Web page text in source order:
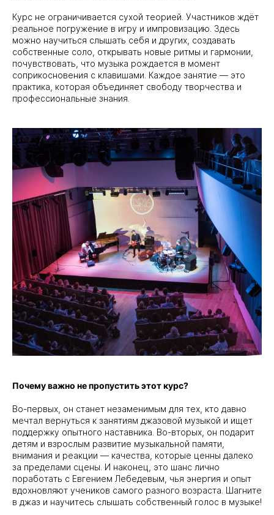
Курс не ограничивается сухой теорией. Участников ждёт
реальное погружение в игру и импровизацию. Здесь
можно научиться слышать себя и других, создавать
собственные соло, открывать новые ритмы и гармонии,
почувствовать, что музыка рождается в момент
соприкосновения с клавишами. Каждое занятие — это
практика, которая объединяет свободу творчества и
профессиональные знания.
Почему важно не пропустить этот курс?
Во-первых, он станет незаменимым для тех, кто давно
мечтал вернуться к занятиям джазовой музыкой и ищет
поддержку опытного наставника. Во-вторых, он подарит
детям и взрослым развитие музыкальной памяти,
внимания и реакции — качества, которые ценны далеко
за пределами сцены. И наконец, это шанс лично
поработать с Евгением Лебедевым, чья энергия и опыт
вдохновляют учеников самого разного возраста. Шагните
в джаз и научитесь слышать собственный голос в музыке!